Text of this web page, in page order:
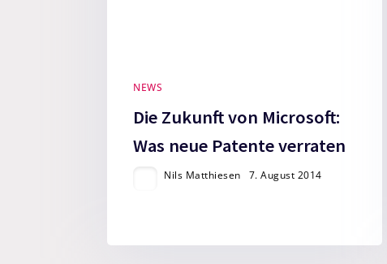
NEWS
Die Zukunft von Microsoft:
Was neue Patente verraten
Nils Matthiesen 7. August 2014